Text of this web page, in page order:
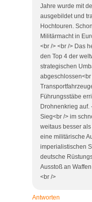
Jahre wurde mit
ausgebildet und
Hochtouren.
Militärmacht in
<br /> <br /> Das
den Top 4 der
strategischen
Führungsstäbe
Drohnenkrieg
Sieg<br /> im
weitaus besser
eine militärische
imperialistischen
deutsche
Ausstoß an
<br />
Antworten